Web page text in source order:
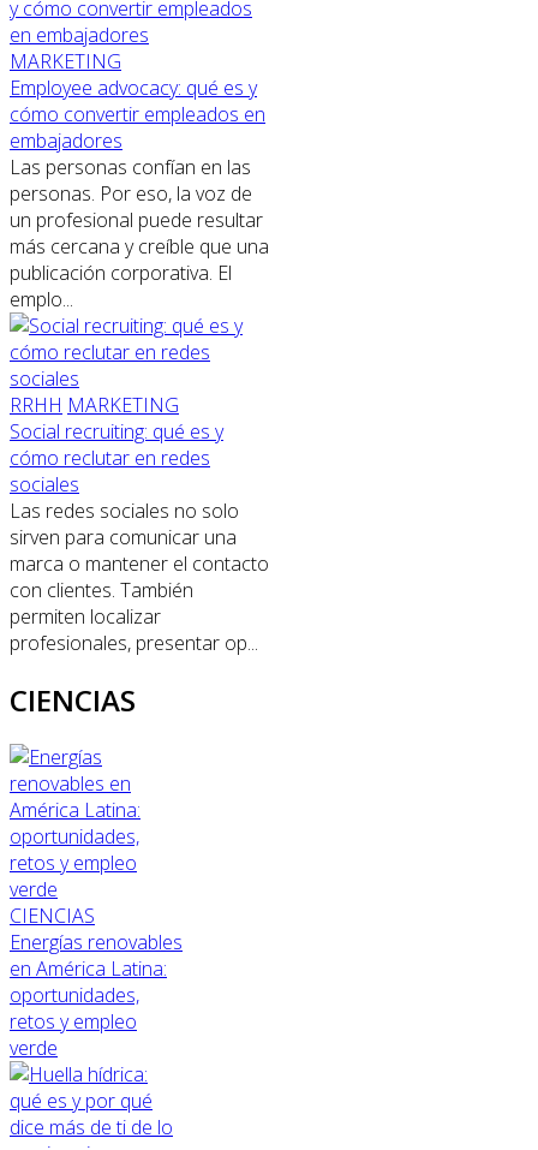
MARKETING
Employee advocacy: qué es y
cómo convertir empleados en
embajadores
Las personas confían en las
personas. Por eso, la voz de
un profesional puede resultar
más cercana y creíble que una
publicación corporativa. El
emplo...
RRHH MARKETING
Social recruiting: qué es y
cómo reclutar en redes
sociales
Las redes sociales no solo
sirven para comunicar una
marca o mantener el contacto
con clientes. También
permiten localizar
profesionales, presentar op...
CIENCIAS
CIENCIAS
Energías renovables
en América Latina:
oportunidades,
retos y empleo
verde